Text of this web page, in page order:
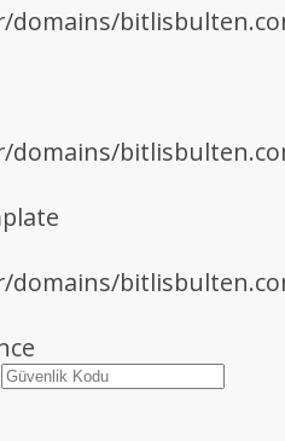
domains/
domains/